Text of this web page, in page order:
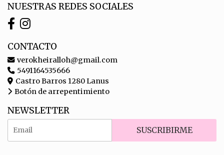
NUESTRAS REDES SOCIALES
CONTACTO
verokheiralloh@gmail.com
5491164535666
Castro Barros 1280 Lanus
Botón de arrepentimiento
NEWSLETTER
SUSCRIBIRME